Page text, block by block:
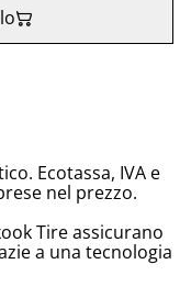
Ecotassa, IVA e
nel prezzo.
Tire assicurano
a una tecnologia